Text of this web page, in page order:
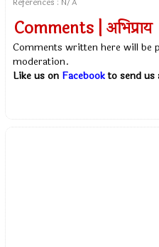
Comments | अभिप्राय
Comments written here will be
moderation.
Like us on Facebookto send us